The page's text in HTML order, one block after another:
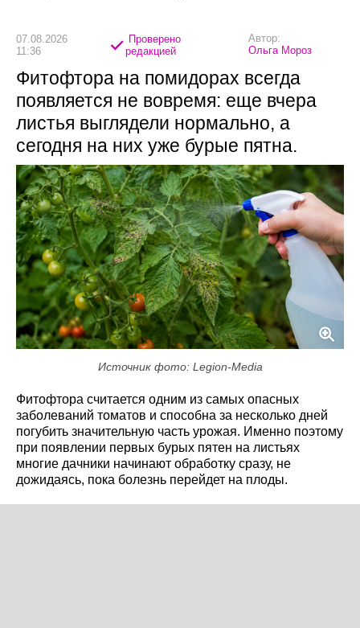
07.08.2026
11:36
Проверено
редакцией
Автор:
Ольга Мороз
Фитофтора на помидорах всегда
появляется не вовремя: еще вчера
листья выглядели нормально, а
сегодня на них уже бурые пятна.
Источник фото: Legion-Media
Фитофтора считается одним из самых опасных
заболеваний томатов и способна за несколько дней
погубить значительную часть урожая. Именно поэтому
при появлении первых бурых пятен на листьях
многие дачники начинают обработку сразу, не
дожидаясь, пока болезнь перейдет на плоды.